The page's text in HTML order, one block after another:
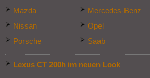
Mazda
Mercedes-Benz
Nissan
Opel
Porsche
Saab
Lexus CT 200h im neuen Look